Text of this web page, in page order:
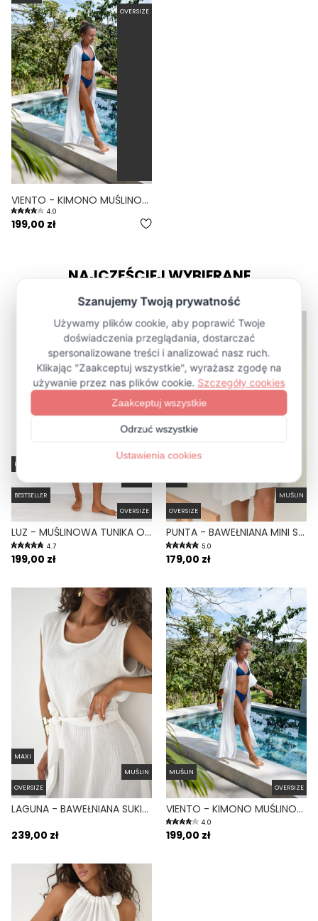
OVERSIZE
VIENTO - KIMONO MUŚLINOWE BIAŁE
4.0
199,00 zł
NAJCZĘŚCIEJ WYBIERANE
ROZPINANA
BESTSELLER
OVERSIZE
LUZ - MUŚLINOWA TUNIKA OVERSIZE NA GUZIKI BIAŁA
4.7
199,00 zł
MUŚLIN
OVERSIZE
PUNTA - BAWEŁNIANA MINI SUKIENKA OVERSIZE Z MUŚLINU BIAŁA
5.0
179,00 zł
MAXI
MUŚLIN
OVERSIZE
LAGUNA - BAWEŁNIANA SUKIENKA MAXI MUŚLINOWA BIAŁA
239,00 zł
MUŚLIN
OVERSIZE
VIENTO - KIMONO MUŚLINOWE BIAŁE
4.0
199,00 zł